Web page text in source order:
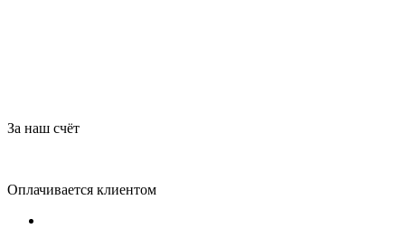
За наш счёт
Оплачивается клиентом